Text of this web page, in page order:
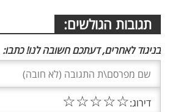
תגובות הגולשים:
בניגוד לאחרים, דעתכם חשובה לנו! כתבו:
דירוג:☆
☆
☆
☆
☆